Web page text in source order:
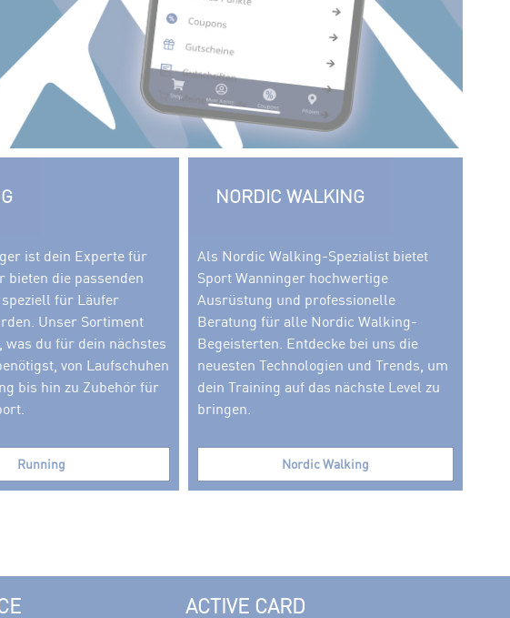
ist dein Experte für
bieten die passenden
für Läufer
Unser Sortiment
was du für dein nächstes
von Laufschuhen
bis hin zu Zubehör für
Running
NORDIC WALKING
Als Nordic Walking-Spezialist bietet
Sport Wanninger hochwertige
Ausrüstung und professionelle
Beratung für alle Nordic Walking-
Begeisterten. Entdecke bei uns die
neuesten Technologien und Trends, um
dein Training auf das nächste Level zu
bringen.
Nordic Walking
ACTIVE CARD